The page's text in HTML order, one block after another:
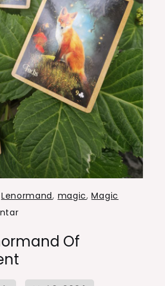
Lenormand, magic,Magic
zu
Lenormand
of
Enchantment
Of